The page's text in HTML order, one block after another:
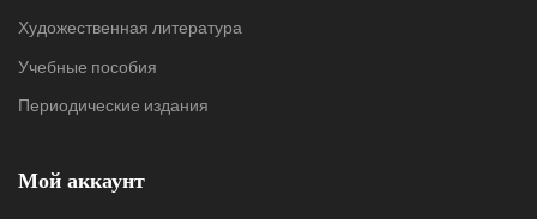
Художественная литература
Учебные пособия
Периодические издания
Мой аккаунт